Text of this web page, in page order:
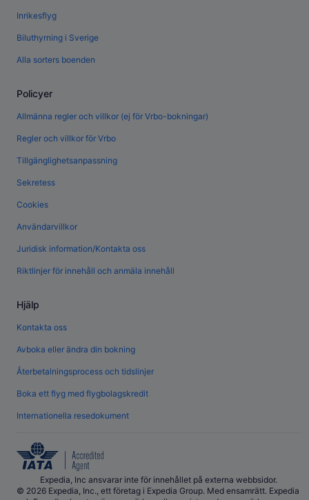
Inrikesflyg
Biluthyrning i Sverige
Alla sorters boenden
Policyer
Allmänna regler och villkor (ej för Vrbo-bokningar)
Regler och villkor för Vrbo
Tillgänglighetsanpassning
Sekretess
Cookies
Användarvillkor
Juridisk information/Kontakta oss
Riktlinjer för innehåll och anmäla innehåll
Hjälp
Kontakta oss
Avboka eller ändra din bokning
Återbetalningsprocess och tidslinjer
Boka ett flyg med flygbolagskredit
Internationella resedokument
Expedia, Inc ansvarar inte för innehållet på externa webbsidor.
© 2026 Expedia, Inc., ett företag i Expedia Group. Med ensamrätt. Expedia